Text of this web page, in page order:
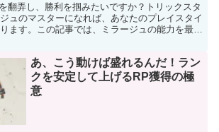
翻弄し、勝利を掴みたいですか？トリックスタ
ュのマスターになれば、あなたのプレイスタイ
ます。この記事では、ミラージュの能力を最大
あ、こう動けば盛れるんだ！ラン
クを安定して上げるRP獲得の極
意